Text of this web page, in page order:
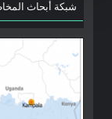
شبكة أبحاث